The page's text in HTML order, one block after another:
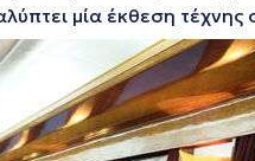
μία έκθεση τέχνης